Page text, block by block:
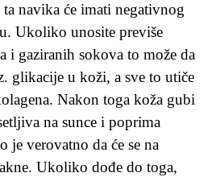
navika će imati negativnog
Ukoliko unosite previše
i gaziranih sokova to može da
glikacije u koži, a sve to utiče
Nakon toga koža gubi
na sunce i poprima
je verovatno da će se na
Ukoliko dođe do toga,